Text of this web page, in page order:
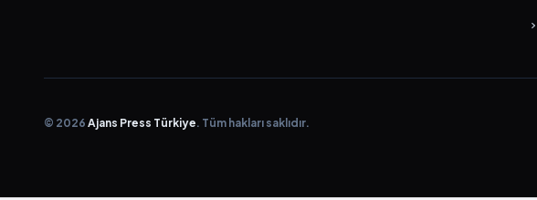
© 2026 Ajans Press Türkiye. Tüm hakları saklıdır.